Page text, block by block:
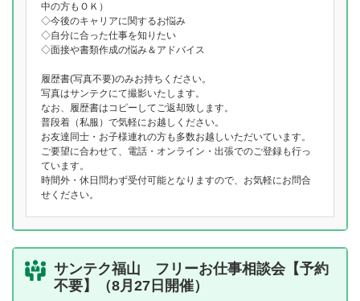
中の方もＯＫ）
◇今後のキャリアに関するお悩み
◇自分に合った仕事を知りたい
◇面接や書類作成の悩み＆アドバイス
履歴書(写真不要)のみお持ちください。
写真はサンテクにて撮影いたします。
なお、履歴書はコピーしてご返却致します。
普段着（私服）で気軽にお越しください。
お友達同士・お子様連れの方も多数お越しいただいています。
ご要望に合わせて、電話・オンライン・出張でのご登録も行っ
ています。
時間外・休日問わず受付可能となりますので、お気軽にお問合
せください。
サンテク福山 フリーお仕事相談会【予約
不要】（8月27日開催）